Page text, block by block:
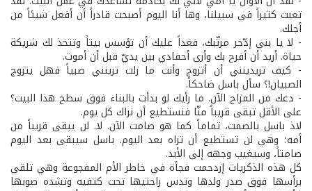
تعبت كثيراً في سبيلنا، وها أنا اليوم أصبحت قادراً أن أفعل شيئاً من
أجلك.
- لا يا بني إدّخر مرتّبك، فغداً عليك أن تؤسس بيتاً وتتخذ لك شريكة
حياة. أريد أن أفرح بك وأرى أحفادي بين يديّ قبل أن أموت.
- كيف تريدينني أن أتزوج وأنت ما زلت ترينني صبياً فهل يتزوج
الصبيان!؟ سأل باسل ضاحكاً.
- دعك من المزاح الآن. ما رأيك لو بدأت بالبناء فوق سطح هذا البيت؟
على الأقل تبقى قريباً منّا فنستطيع أن نراك كل يوم.
لاذ باسل بالصمت، تماماً كما هو صامت الآن. لا. لن يبقى قريباً من
أمه؛ وهي لن تستطيع أن تراه بعد اليوم. باسل سيبقى بعد اليوم
صامتاً، وسيغيب وجهه إلى الأبد.
كل هذه الذكريات إزدحمت فجأة في خاطر الأم المفجوعة وهي تلقي
برأسها فوق صدر ولدها وتدس راحتيها تحت كتفيه وتشده صوبها